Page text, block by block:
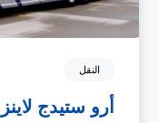
النقل
أرو ستيدج لاينز